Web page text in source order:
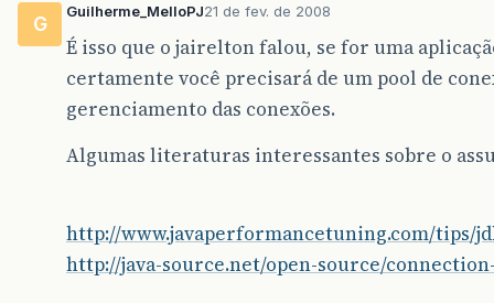
G
Guilherme_MelloPJ21 de fev. de 2008
É isso que o jairelton falou, se for uma
certamente você precisará de um pool de
gerenciamento das conexões.
Algumas literaturas interessantes sobre o
http://www.javaperformancetuning.com/tips/
http://java-source.net/open-source/